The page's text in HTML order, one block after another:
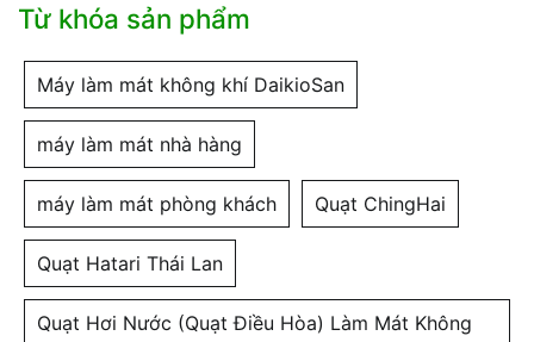
Từ khóa sản phẩm
Máy làm mát không khí DaikioSan
máy làm mát nhà hàng
máy làm mát phòng khách Quạt ChingHai
Quạt Hatari Thái Lan
Quạt Hơi Nước (Quạt Điều Hòa) Làm Mát Không